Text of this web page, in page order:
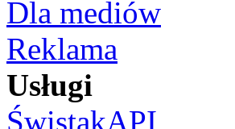
Dla mediów
Reklama
Usługi
ŚwistakAPI